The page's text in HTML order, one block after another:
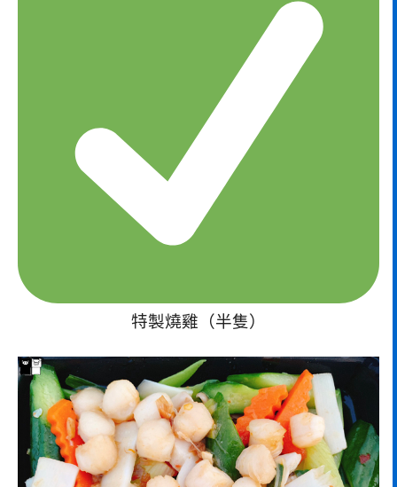
特製燒雞（半隻）